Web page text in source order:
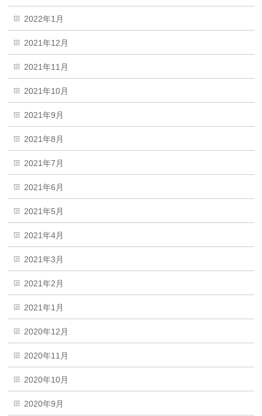
2022年1月
2021年12月
2021年11月
2021年10月
2021年9月
2021年8月
2021年7月
2021年6月
2021年5月
2021年4月
2021年3月
2021年2月
2021年1月
2020年12月
2020年11月
2020年10月
2020年9月